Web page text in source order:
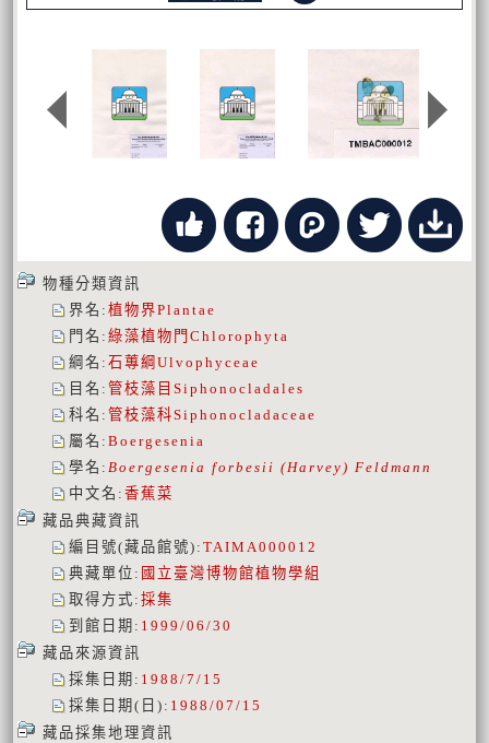
物種分類資訊
界名 : 植物界Plantae
門名 : 綠藻植物門 Chlorophyta
綱名 : 石蓴綱 Ulvophyceae
目名 : 管枝藻目 Siphonocladales
科名 : 管枝藻科Siphonocladaceae
屬名 : Boergesenia
學名 : Boergesenia forbesii (Harvey) Feldmann
中文名 : 香蕉菜
藏品典藏資訊
編目號(藏品館號) : TAIMA000012
典藏單位 : 國立臺灣博物館植物學組
取得方式 : 採集
到館日期 : 1999/06/30
藏品來源資訊
採集日期 : 1988/7/15
採集日期(日) : 1988/07/15
藏品採集地理資訊